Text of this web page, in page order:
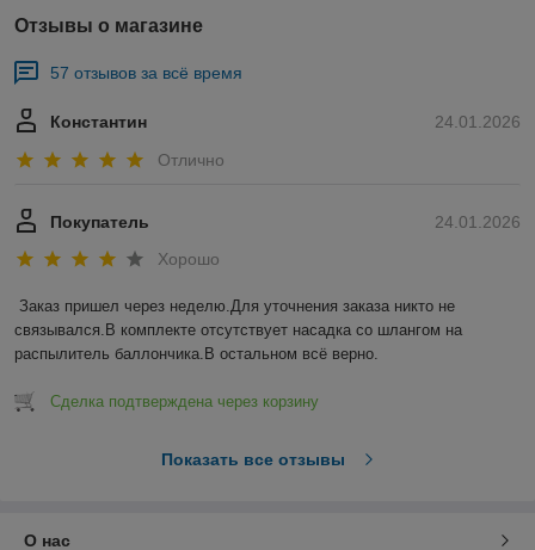
Отзывы о магазине
57 отзывов за всё время
24.01.2026
Константин
Отлично
24.01.2026
Покупатель
Хорошо
Заказ пришел через неделю.Для уточнения заказа никто не
связывался.В комплекте отсутствует насадка со шлангом на
распылитель баллончика.В остальном всё верно.
Сделка подтверждена через корзину
Показать все отзывы
О нас